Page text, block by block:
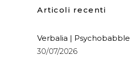
Articoli recenti
Verbalia | Psychobabble
30/07/2026